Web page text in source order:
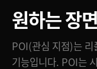
원하는 장
POI(관심 지점)는 리
기능입니다. POI는